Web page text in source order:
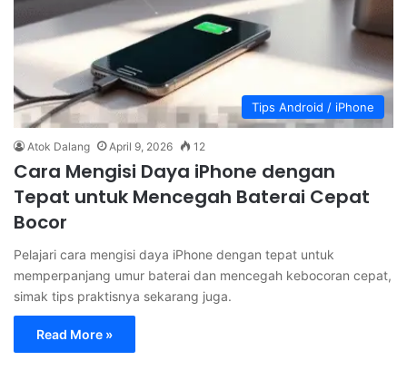
Tips Android / iPhone
Atok Dalang April 9, 2026 12
Cara Mengisi Daya iPhone dengan
Tepat untuk Mencegah Baterai Cepat
Bocor
Pelajari cara mengisi daya iPhone dengan tepat untuk
memperpanjang umur baterai dan mencegah kebocoran cepat,
simak tips praktisnya sekarang juga.
Read More »